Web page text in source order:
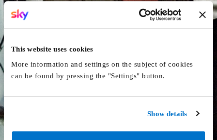
This website uses cookies
More information and settings on the subject of cookies
can be found by pressing the "Settings" button.
Show details